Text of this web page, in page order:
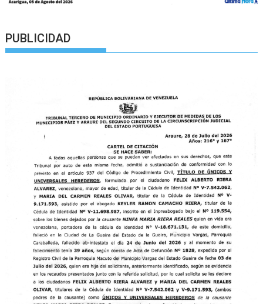
PUBLICIDAD